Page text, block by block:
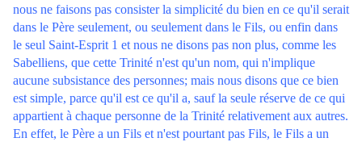
nous ne faisons pas consister la simplicité du bien en ce qu'il serait
dans le Père seulement, ou seulement dans le Fils, ou enfin dans
le seul Saint-Esprit 1 et nous ne disons pas non plus, comme les
Sabelliens, que cette Trinité n'est qu'un nom, qui n'implique
aucune subsistance des personnes; mais nous disons que ce bien
est simple, parce qu'il est ce qu'il a, sauf la seule réserve de ce qui
appartient à chaque personne de la Trinité relativement aux autres.
En effet, le Père a un Fils et n'est pourtant pas Fils, le Fils a un